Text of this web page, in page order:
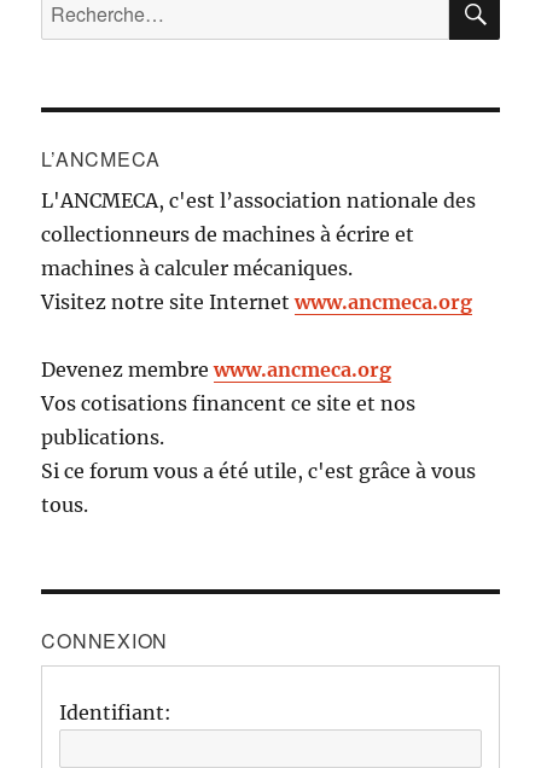
Recherche
pour :
L’ANCMECA
L'ANCMECA, c'est l’association nationale des
collectionneurs de machines à écrire et
machines à calculer mécaniques.
Visitez notre site Internetwww.ancmeca.org
Devenez membrewww.ancmeca.org
Vos cotisations financent ce site et nos
publications.
Si ce forum vous a été utile, c'est grâce à vous
tous.
CONNEXION
Identifiant: